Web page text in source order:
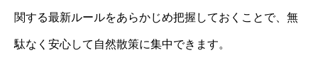
関する最新ルールをあらかじめ把握しておくことで、無
駄なく安心して自然散策に集中できます。